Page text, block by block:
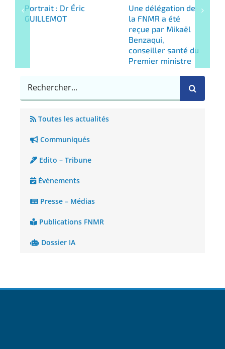
Portrait : Dr Éric
GUILLEMOT
Une délégation de
la FNMR a été
reçue par Mikaël
Benzaqui,
conseiller santé du
Premier ministre
Rechercher
Toutes les actualités
Communiqués
Edito – Tribune
Évènements
Presse – Médias
Publications FNMR
Dossier IA